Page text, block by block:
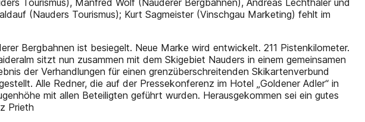
Tourismus), Manfred Wolf (Nauderer Bergbahnen), Andreas Lechthaler und
(Nauders Tourismus); Kurt Sagmeister (Vinschgau Marketing) fehlt im
Bergbahnen ist besiegelt. Neue Marke wird entwickelt. 211 Pistenkilometer.
sitzt nun zusammen mit dem Skigebiet Nauders in einem gemeinsamen
der Verhandlungen für einen grenzüberschreitenden Skikartenverbund
Alle Redner, die auf der Pressekonferenz im Hotel „Goldener Adler“ in
mit allen Beteiligten geführt wurden. Herausgekommen sei ein gutes
Prieth